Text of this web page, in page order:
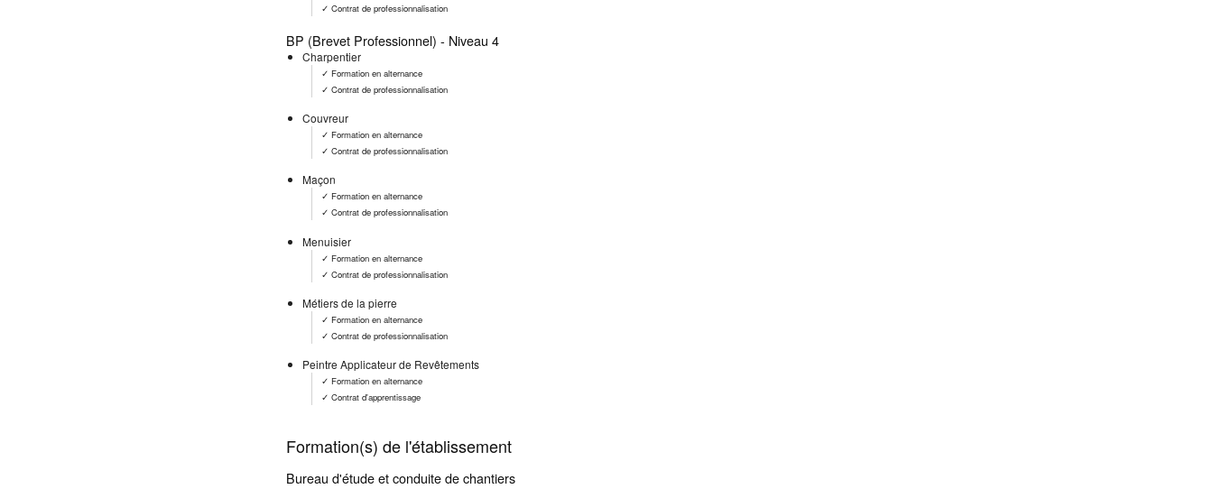
✓ Contrat de professionnalisation
BP (Brevet Professionnel) - Niveau 4
Charpentier
✓ Formation en alternance
✓ Contrat de professionnalisation
Couvreur
✓ Formation en alternance
✓ Contrat de professionnalisation
Maçon
✓ Formation en alternance
✓ Contrat de professionnalisation
Menuisier
✓ Formation en alternance
✓ Contrat de professionnalisation
Métiers de la pierre
✓ Formation en alternance
✓ Contrat de professionnalisation
Peintre Applicateur de Revêtements
✓ Formation en alternance
✓ Contrat d'apprentissage
Formation(s) de l'établissement
Bureau d'étude et conduite de chantiers